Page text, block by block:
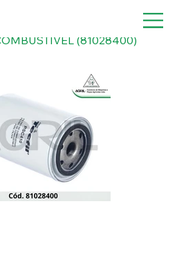
(81028400)